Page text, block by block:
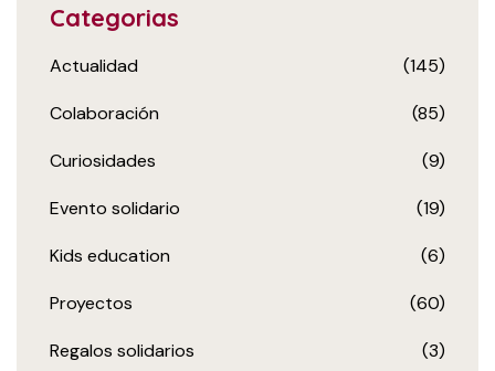
Categorias
Actualidad (145)
Colaboración (85)
Curiosidades (9)
Evento solidario (19)
Kids education (6)
Proyectos (60)
Regalos solidarios (3)